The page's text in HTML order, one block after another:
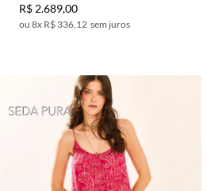
R$ 2.689,00
8x R$ 336,12 sem juros